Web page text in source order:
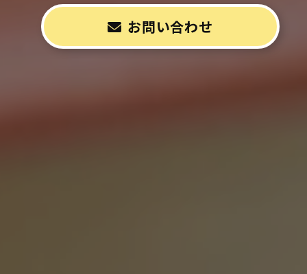
お問い合わせ